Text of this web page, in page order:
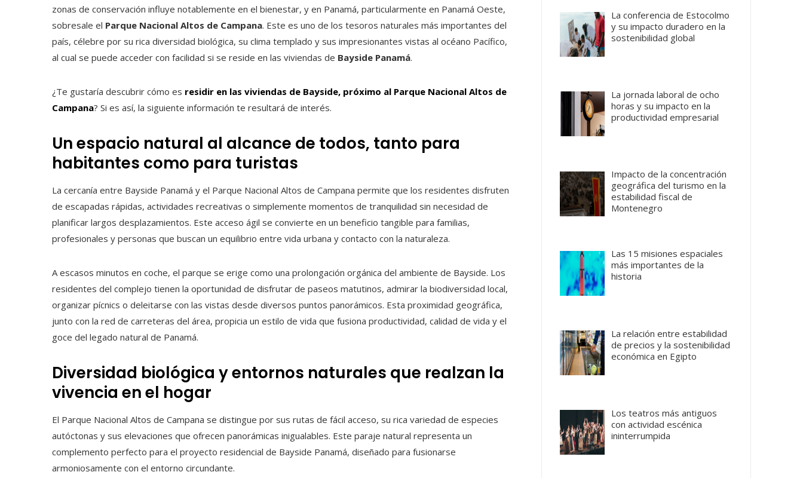
zonas de conservación influye notablemente en el bienestar, y en Panamá, particularmente en Panamá Oeste,
sobresale el Parque Nacional Altos de Campana. Este es uno de los tesoros naturales más importantes del
país, célebre por su rica diversidad biológica, su clima templado y sus impresionantes vistas al océano Pacífico,
al cual se puede acceder con facilidad si se reside en las viviendas de Bayside Panamá.
¿Te gustaría descubrir cómo es residir en las viviendas de Bayside, próximo al Parque Nacional Altos de
Campana? Si es así, la siguiente información te resultará de interés.
Un espacio natural al alcance de todos, tanto para
habitantes como para turistas
La cercanía entre Bayside Panamá y el Parque Nacional Altos de Campana permite que los residentes disfruten
de escapadas rápidas, actividades recreativas o simplemente momentos de tranquilidad sin necesidad de
planificar largos desplazamientos. Este acceso ágil se convierte en un beneficio tangible para familias,
profesionales y personas que buscan un equilibrio entre vida urbana y contacto con la naturaleza.
A escasos minutos en coche, el parque se erige como una prolongación orgánica del ambiente de Bayside. Los
residentes del complejo tienen la oportunidad de disfrutar de paseos matutinos, admirar la biodiversidad local,
organizar pícnics o deleitarse con las vistas desde diversos puntos panorámicos. Esta proximidad geográfica,
junto con la red de carreteras del área, propicia un estilo de vida que fusiona productividad, calidad de vida y el
goce del legado natural de Panamá.
Diversidad biológica y entornos naturales que realzan la
vivencia en el hogar
El Parque Nacional Altos de Campana se distingue por sus rutas de fácil acceso, su rica variedad de especies
autóctonas y sus elevaciones que ofrecen panorámicas inigualables. Este paraje natural representa un
complemento perfecto para el proyecto residencial de Bayside Panamá, diseñado para fusionarse
armoniosamente con el entorno circundante.
La conferencia de Estocolmo
y su impacto duradero en la
sostenibilidad global
La jornada laboral de ocho
horas y su impacto en la
productividad empresarial
Impacto de la concentración
geográfica del turismo en la
estabilidad fiscal de
Montenegro
Las 15 misiones espaciales
más importantes de la
historia
La relación entre estabilidad
de precios y la sostenibilidad
económica en Egipto
Los teatros más antiguos
con actividad escénica
ininterrumpida